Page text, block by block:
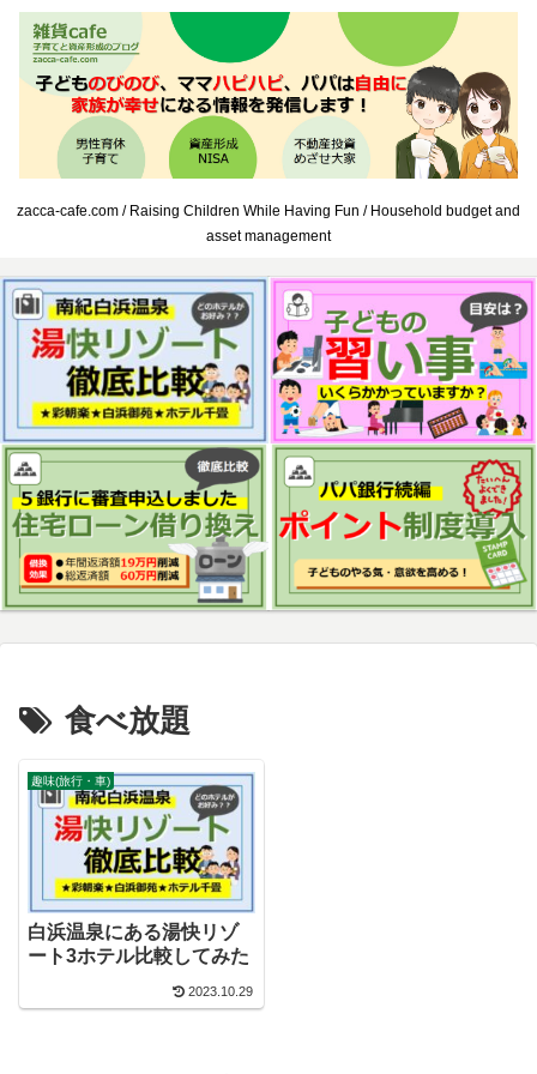
zacca-cafe.com / Raising Children While Having Fun / Household budget and
asset management
食べ放題
趣味(旅行・車)
白浜温泉にある湯快リゾ
ート3ホテル比較してみた
2023.10.29